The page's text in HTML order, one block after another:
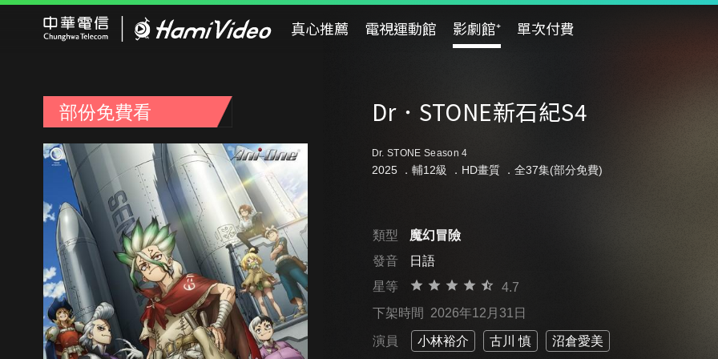
真心推薦 電視運動館 影劇館⁺ 單次付費
部份免費看 Dr．STONE新石紀S4
Dr. STONE Season 4
2025 ． 輔12級 ．HD畫質 ．全37集(部分免費)
類型
魔幻冒險
發音
日語
星等
4.7
下架時間 2026年12月31日
演員 小林裕介 古川 慎 沼倉愛美